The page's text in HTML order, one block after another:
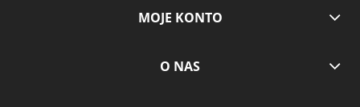
MOJE KONTO
O NAS